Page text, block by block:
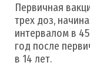
Первичная
трех доз,
интервалом в
год после
в 14 лет.